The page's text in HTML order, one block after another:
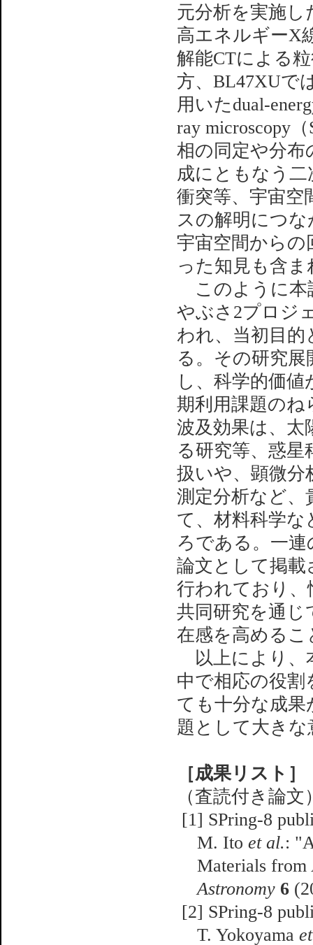
元分析を実施し
高エネルギーX
解能CTによる
方、BL47XUで
用いたdual-
ray microscopy
相の同定や分布
成にともなう二
衝突等、宇宙
スの解明につ
宇宙空間から
った知見も含ま
このように本
やぶさ2プロジ
われ、当初目
る。その研究
し、科学的価
期利用課題の
波及効果は、太
る研究等、惑
扱いや、顕微分
測定分析など、
て、材料科学
ろである。一
論文として掲
行われており、
共同研究を通じ
在感を高める
以上により、
中で相応の役
ても十分な成
題として大き
［成果リスト］
（査読付き論文
[1] SPring-8
M. Ito et al.:
Materials from
Astronomy 6
[2] SPring-8
T. Yokoyama